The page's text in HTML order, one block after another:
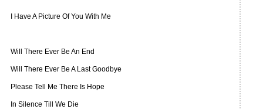
I Have A Picture Of You With Me
Will There Ever Be An End
Will There Ever Be A Last Goodbye
Please Tell Me There Is Hope
In Silence Till We Die